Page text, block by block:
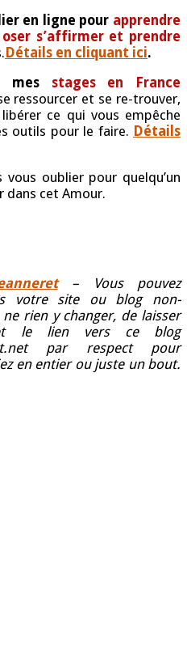
en ligne pour apprendre
s’affirmer et prendre
Détails en cliquant ici.
mes stages en France
ressourcer et se re-trouver,
ce qui vous empêche
outils pour le faire. Détails
oublier pour quelqu’un
dans cet Amour.
– Vous pouvez
votre site ou blog non-
rien y changer, de laisser
le lien vers ce blog
par respect pour
en entier ou juste un bout.